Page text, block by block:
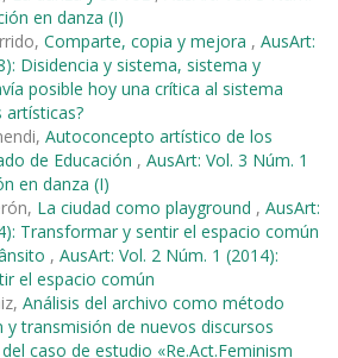
en danza (I)
Comparte, copia y mejora , AusArt:
Disidencia y sistema, sistema y
posible hoy una crítica al sistema
artísticas?
Autoconcepto artístico de los
de Educación , AusArt: Vol. 3 Núm. 1
en danza (I)
La ciudad como playground , AusArt:
Transformar y sentir el espacio común
, AusArt: Vol. 2 Núm. 1 (2014):
el espacio común
Análisis del archivo como método
y transmisión de nuevos discursos
caso de estudio «Re.Act.Feminism